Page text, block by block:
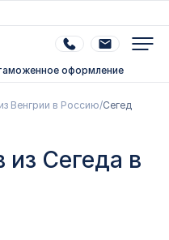
оформление
Венгрии в Россию/Сегед
из Сегеда в